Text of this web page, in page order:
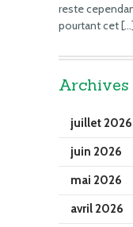
reste
pourtant cet
Archives
juillet 2026
juin 2026
mai 2026
avril 2026